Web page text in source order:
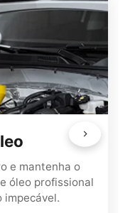
e mantenha o
óleo profissional
impecável.